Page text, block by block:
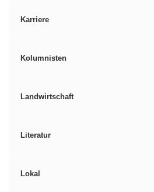
Karriere
Kolumnisten
Landwirtschaft
Literatur
Lokal